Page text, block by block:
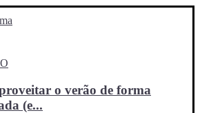
o verão de forma
(e...